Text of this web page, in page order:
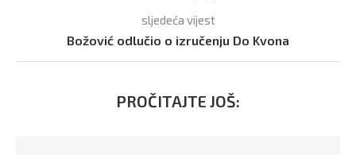
sljedeća vijest
Božović odlučio o izručenju Do Kvona
PROČITAJTE JOŠ: